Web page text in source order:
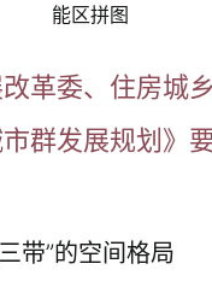
能区拼图
革委、住房城
市群发展规划》
带”的空间格局